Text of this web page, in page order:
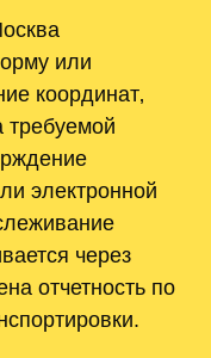
или
координат‚
требуемой
электронной
через
отчетность по